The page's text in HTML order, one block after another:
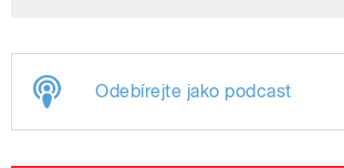
Odebírejte jako podcast